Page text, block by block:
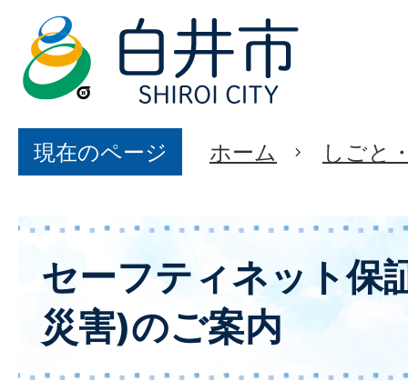
現在のページ ホーム しごと
セーフティネット保
災害)のご案内